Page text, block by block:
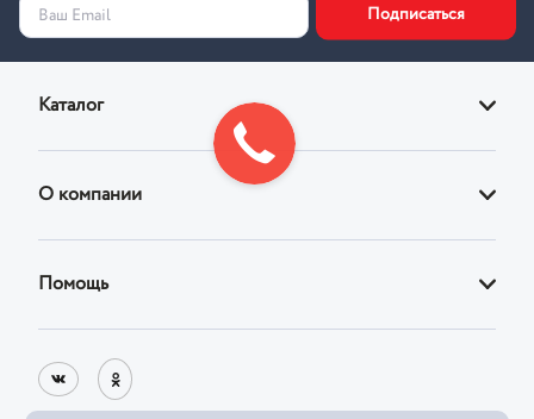
Ваш Email Подписаться
Каталог
Кресла
Стулья
Корпусная
О компании
Реквизиты
Помощь
Оплата